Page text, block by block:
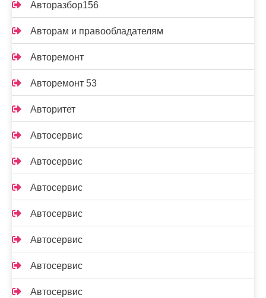
Авторазбор156
Авторам и правообладателям
Авторемонт
Авторемонт 53
Авторитет
Автосервис
Автосервис
Автосервис
Автосервис
Автосервис
Автосервис
Автосервис